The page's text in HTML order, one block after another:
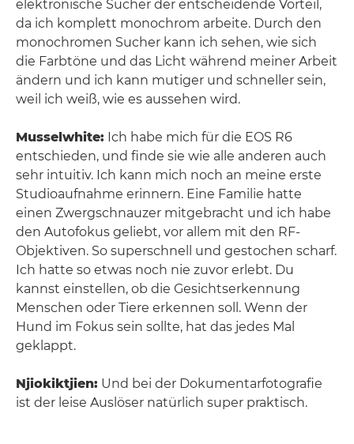
elektronische Sucher der entscheidende Vorteil,
da ich komplett monochrom arbeite. Durch den
monochromen Sucher kann ich sehen, wie sich
die Farbtöne und das Licht während meiner Arbeit
ändern und ich kann mutiger und schneller sein,
weil ich weiß, wie es aussehen wird.
Musselwhite: Ich habe mich für die EOS R6
entschieden, und finde sie wie alle anderen auch
sehr intuitiv. Ich kann mich noch an meine erste
Studioaufnahme erinnern. Eine Familie hatte
einen Zwergschnauzer mitgebracht und ich habe
den Autofokus geliebt, vor allem mit den RF-
Objektiven. So superschnell und gestochen scharf.
Ich hatte so etwas noch nie zuvor erlebt. Du
kannst einstellen, ob die Gesichtserkennung
Menschen oder Tiere erkennen soll. Wenn der
Hund im Fokus sein sollte, hat das jedes Mal
geklappt.
Njiokiktjien: Und bei der Dokumentarfotografie
ist der leise Auslöser natürlich super praktisch.